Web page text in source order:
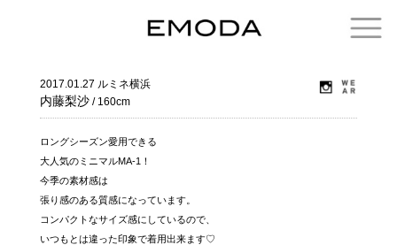
2017.01.27 ルミネ横浜
内藤梨沙 / 160cm
ロングシーズン愛用できる
大人気のミニマルMA-1！
今季の素材感は
張り感のある質感になっています。
コンパクトなサイズ感にしているので、
いつもとは違った印象で着用出来ます♡